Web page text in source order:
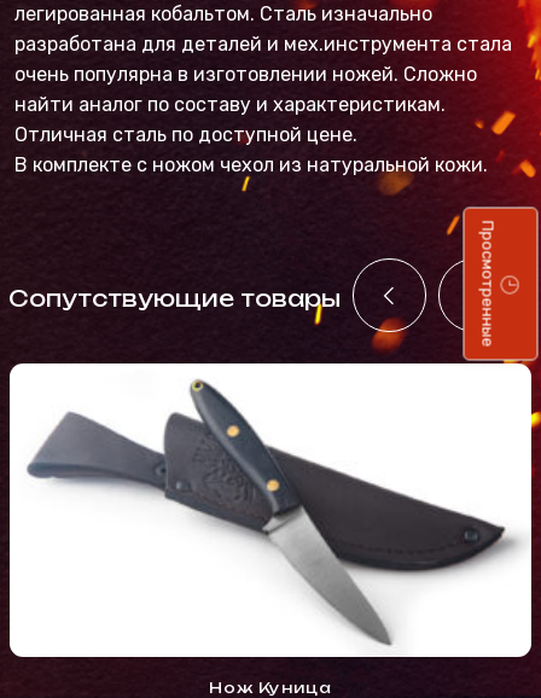
легированная кобальтом. Сталь изначально
разработана для деталей и мех.инструмента стала
очень популярна в изготовлении ножей. Сложно
найти аналог по составу и характеристикам.
Отличная сталь по доступной цене.
В комплекте с ножом чехол из натуральной кожи.
Cопутствующие товары
Нож Куница
Просмотренные